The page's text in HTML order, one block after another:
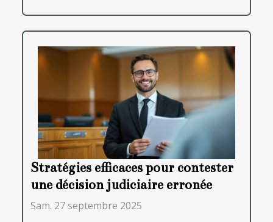
Stratégies efficaces pour contester
une décision judiciaire erronée
Sam. 27 septembre 2025